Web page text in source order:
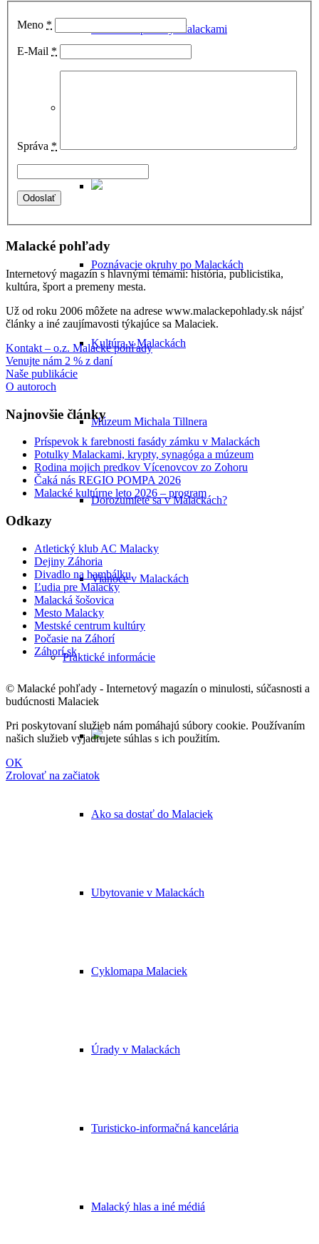
Historické potulky Malackami
Poznávacie okruhy po Malackách
Kultúra v Malackách
Múzeum Michala Tillnera
Dorozumiete sa v Malackách?
Vianoce v Malackách
Praktické informácie
Ako sa dostať do Malaciek
Ubytovanie v Malackách
Cyklomapa Malaciek
Úrady v Malackách
Turisticko-informačná kancelária
Malacký hlas a iné médiá
Meno *
E-Mail *
Správa *
Malacké pohľady
Internetový magazín s hlavnými témami: história, publicistika,
kultúra, šport a premeny mesta.
Už od roku 2006 môžete na adrese www.malackepohlady.sk nájsť
články a iné zaujímavosti týkajúce sa Malaciek.
Kontakt – o.z. Malacké pohľady
Venujte nám 2 % z daní
Naše publikácie
O autoroch
Najnovšie články
Príspevok k farebnosti fasády zámku v Malackách
Potulky Malackami, krypty, synagóga a múzeum
Rodina mojich predkov Vícenovcov zo Zohoru
Čaká nás REGIO POMPA 2026
Malacké kultúrne leto 2026 – program
Odkazy
Atletický klub AC Malacky
Dejiny Záhoria
Divadlo na hambálku
Ľudia pre Malacky
Malacká šošovica
Mesto Malacky
Mestské centrum kultúry
Počasie na Záhorí
Záhorí.sk
© Malacké pohľady - Internetový magazín o minulosti, súčasnosti a
budúcnosti Malaciek
Pri poskytovaní služieb nám pomáhajú súbory cookie. Používaním
našich služieb vyjadrujete súhlas s ich použitím.
OK
Zrolovať na začiatok